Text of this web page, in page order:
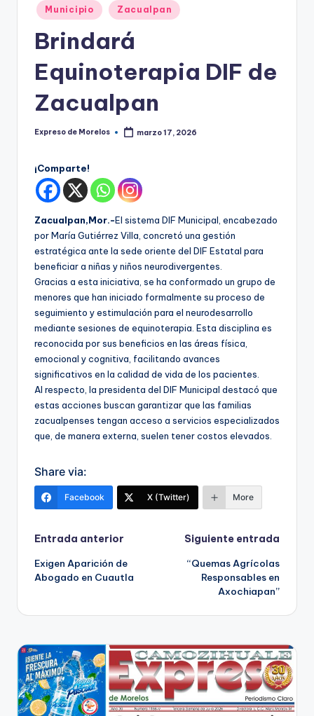
el
Publicado
en
Municipio Zacualpan
Brindará
Equinoterapia DIF de
Zacualpan
Publicado
Expreso de Morelos marzo 17, 2026
¡Comparte!
Zacualpan,Mor.-El sistema DIF Municipal, encabezado
por María Gutiérrez Villa, concretó una gestión
estratégica ante la sede oriente del DIF Estatal para
beneficiar a niñas y niños neurodivergentes.
Gracias a esta iniciativa, se ha conformado un grupo de
menores que han iniciado formalmente su proceso de
seguimiento y estimulación para el neurodesarrollo
mediante sesiones de equinoterapia. Esta disciplina es
reconocida por sus beneficios en las áreas física,
emocional y cognitiva, facilitando avances
significativos en la calidad de vida de los pacientes.
Al respecto, la presidenta del DIF Municipal destacó que
estas acciones buscan garantizar que las familias
zacualpenses tengan acceso a servicios especializados
que, de manera externa, suelen tener costos elevados.
Share via:
Facebook X (Twitter) More
Navegación
de
Entrada anterior
Exigen Aparición de
Abogado en Cuautla
Siguiente entrada
“Quemas Agrícolas
Responsables en
Axochiapan”